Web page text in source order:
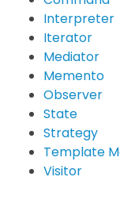
Interpreter
Iterator
Mediator
Memento
Observer
State
Strategy
Template
Visitor